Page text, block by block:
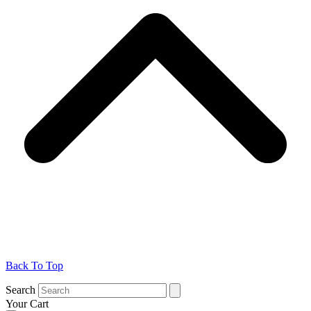
Back To Top
Search
Your Cart